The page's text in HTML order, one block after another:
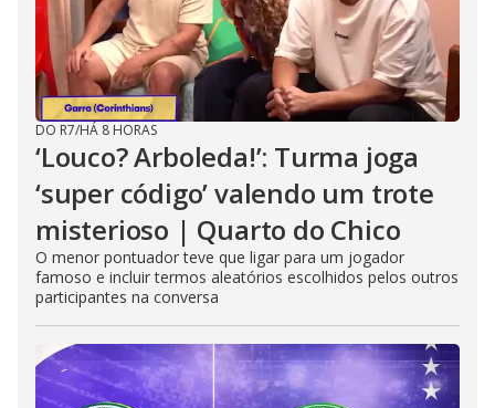
DO R7/HÁ 8 HORAS
‘Louco? Arboleda!’: Turma joga
‘super código’ valendo um trote
misterioso | Quarto do Chico
O menor pontuador teve que ligar para um jogador
famoso e incluir termos aleatórios escolhidos pelos outros
participantes na conversa